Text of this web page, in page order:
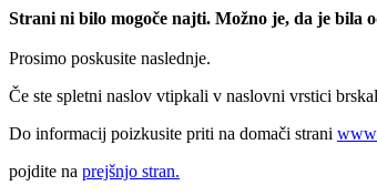
Strani ni bilo mogoče najti. Možno je, da je bila
Prosimo poskusite naslednje.
Če ste spletni naslov vtipkali v naslovni vrstici
Do informacij poizkusite priti na domači strani
pojdite na prejšnjo stran.